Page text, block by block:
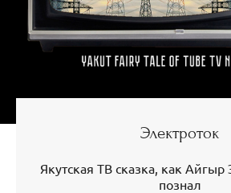
Электроток
Якутская ТВ сказка, как Айгыр
познал